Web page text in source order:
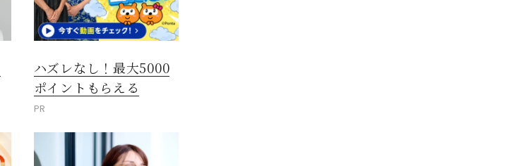
ハズレなし！最大5000
ポイントもらえる
PR